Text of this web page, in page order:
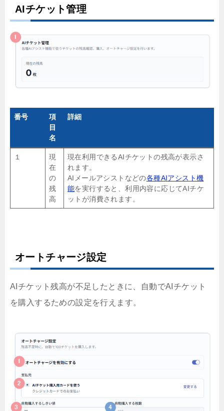
AIチケット管理
番号
項
目
名
詳細
１
現
在
の
残
高
現在利用できるAIチケットの残高が表示さ
れます。
AIメールアシストなどの各種AIアシスト機
能を実行すると、利用内容に応じてAIチケ
ットが消費されます。
オートチャージ設定
AIチケット残高が不足したときに、自動でAIチケット
を購入するための設定を行えます。